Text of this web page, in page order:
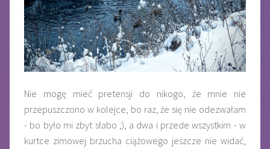
Nie mogę mieć pretensji do nikogo, że mnie nie
przepuszczono w kolejce, bo raz, że się nie odezwałam
- bo było mi zbyt słabo ;), a dwa i przede wszystkim - w
kurtce zimowej brzucha ciążowego jeszcze nie widać,